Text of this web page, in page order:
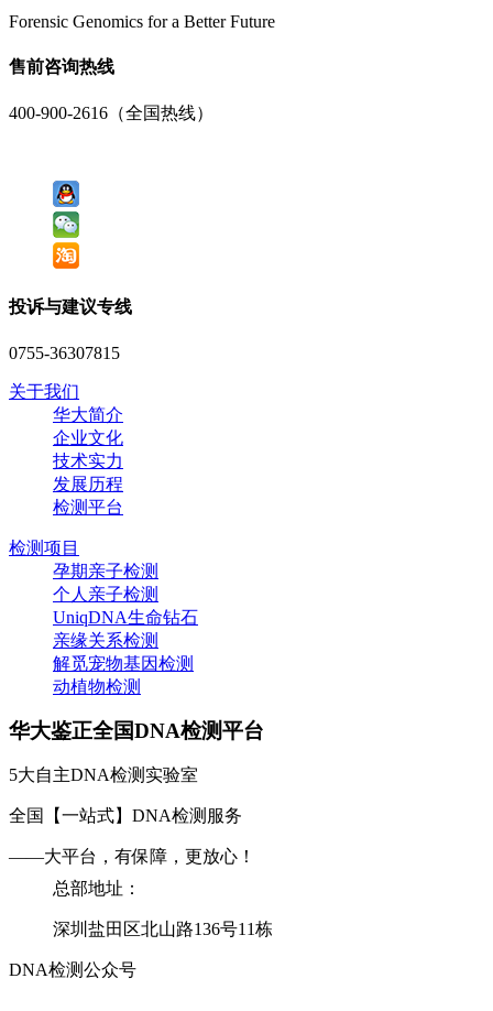
Forensic Genomics for a Better Future
售前咨询热线
400-900-2616（全国热线）
投诉与建议专线
0755-36307815
关于我们
华大简介
企业文化
技术实力
发展历程
检测平台
检测项目
孕期亲子检测
个人亲子检测
UniqDNA生命钻石
亲缘关系检测
解觅宠物基因检测
动植物检测
华大鉴正全国DNA检测平台
5大自主DNA检测实验室
全国【一站式】DNA检测服务
——大平台，有保障，更放心！
总部地址：
深圳盐田区北山路136号11栋
DNA检测公众号